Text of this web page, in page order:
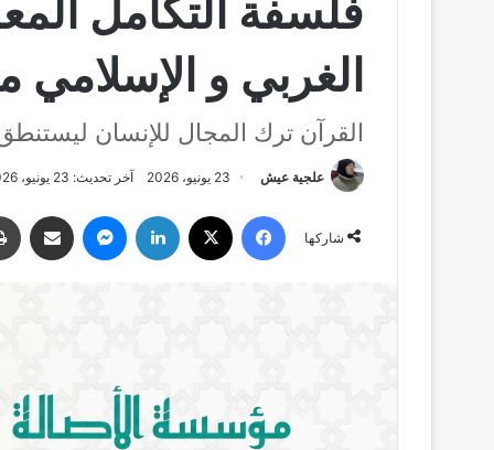
فلسفة التكامل
الغربي و
القرآن ترك المجال للإنسان
علجية عيش 23 يونيو، 2026 آخر تحديث: 23 يونيو، 2026
شاركها
فيسبوك لينكدإن ماسنجر مشاركة عبر